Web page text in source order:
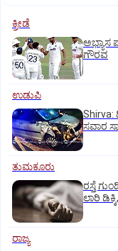
ಕ್ರೀಡೆ
ಅಭ್ಯಾಸ
ಗೌರವ
ಉಡುಪಿ
Shirva:
ಸವಾರ
ತುಮಕೂರು
ರಸ್ತೆ
ಲಾರಿ
ರಾಜ್ಯ